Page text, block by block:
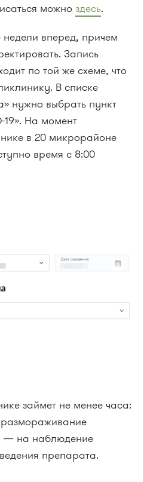
можно здесь.
вперед, причем
Запись
по той же схеме, что
В списке
нужно выбрать пункт
19». На момент
в 20 микрорайоне
время с 8:00
займет не менее часа:
размораживание
— на наблюдение
препарата.